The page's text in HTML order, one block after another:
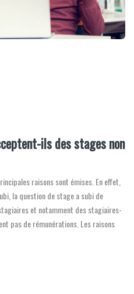
ils des stages non
raisons sont émises. En effet,
la question de stage a subi de
et notamment des stagiaires-
pas de rémunérations. Les raisons